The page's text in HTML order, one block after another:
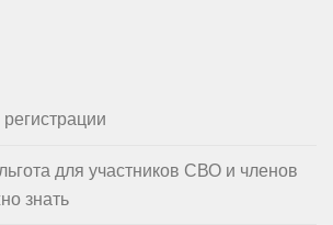
для участников СВО и членов
знать